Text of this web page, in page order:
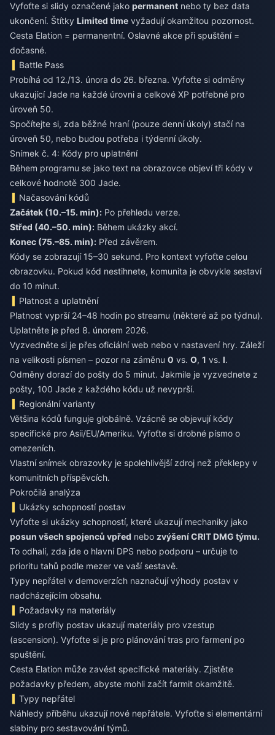
Vyfoťte si slidy označené jako permanent nebo ty bez data
ukončení. Štítky Limited time vyžadují okamžitou pozornost.
Cesta Elation = permanentní. Oslavné akce při spuštění =
dočasné.
Battle Pass
Probíhá od 12./13. února do 26. března. Vyfoťte si odměny
ukazující Jade na každé úrovni a celkové XP potřebné pro
úroveň 50.
Spočítejte si, zda běžné hraní (pouze denní úkoly) stačí na
úroveň 50, nebo budou potřeba i týdenní úkoly.
Snímek č. 4: Kódy pro uplatnění
Během programu se jako text na obrazovce objeví tři kódy v
celkové hodnotě 300 Jade.
Načasování kódů
Začátek (10.–15. min): Po přehledu verze.
Střed (40.–50. min): Během ukázky akcí.
Konec (75.–85. min): Před závěrem.
Kódy se zobrazují 15–30 sekund. Pro kontext vyfoťte celou
obrazovku. Pokud kód nestihnete, komunita je obvykle sestaví
do 10 minut.
Platnost a uplatnění
Platnost vyprší 24–48 hodin po streamu (některé až po týdnu).
Uplatněte je před 8. únorem 2026.
Vyzvedněte si je přes oficiální web nebo v nastavení hry. Záleží
na velikosti písmen – pozor na záměnu 0 vs. O, 1 vs. l.
Odměny dorazí do pošty do 5 minut. Jakmile je vyzvednete z
pošty, 100 Jade z každého kódu už nevyprší.
Regionální varianty
Většina kódů funguje globálně. Vzácně se objevují kódy
specifické pro Asii/EU/Ameriku. Vyfoťte si drobné písmo o
omezeních.
Vlastní snímek obrazovky je spolehlivější zdroj než překlepy v
komunitních příspěvcích.
Pokročilá analýza
Ukázky schopností postav
Vyfoťte si ukázky schopností, které ukazují mechaniky jako
posun všech spojenců vpřed nebo zvýšení CRIT DMG týmu.
To odhalí, zda jde o hlavní DPS nebo podporu – určuje to
prioritu tahů podle mezer ve vaší sestavě.
Typy nepřátel v demoverzích naznačují výhody postav v
nadcházejícím obsahu.
Požadavky na materiály
Slidy s profily postav ukazují materiály pro vzestup
(ascension). Vyfoťte si je pro plánování tras pro farmení po
spuštění.
Cesta Elation může zavést specifické materiály. Zjistěte
požadavky předem, abyste mohli začít farmit okamžitě.
Typy nepřátel
Náhledy příběhu ukazují nové nepřátele. Vyfoťte si elementární
slabiny pro sestavování týmů.